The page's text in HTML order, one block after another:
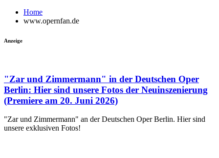
Home
www.opernfan.de
Anzeige
"Zar und Zimmermann" in der Deutschen Oper
Berlin: Hier sind unsere Fotos der Neuinszenierung
(Premiere am 20. Juni 2026)
"Zar und Zimmermann" an der Deutschen Oper Berlin. Hier sind
unsere exklusiven Fotos!